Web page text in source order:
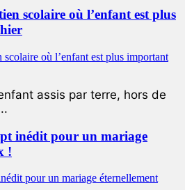
scolaire où l’enfant est plus
assis par terre, hors de
inédit pour un mariage
!